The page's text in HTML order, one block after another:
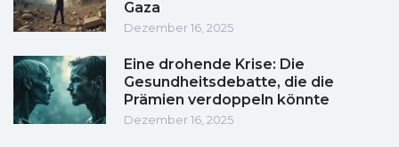
Gaza
Dezember 16, 2025
Eine drohende Krise: Die
Gesundheitsdebatte, die die
Prämien verdoppeln könnte
Dezember 16, 2025